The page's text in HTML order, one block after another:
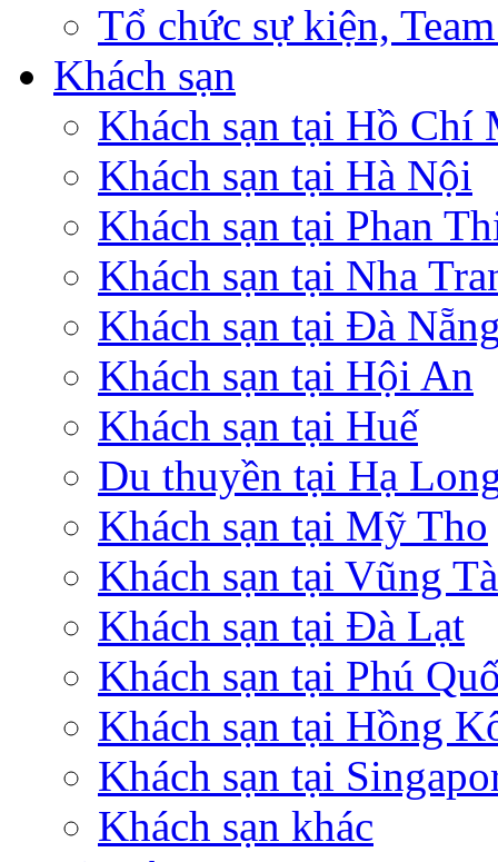
Tổ chức sự kiện,
Khách sạn
Khách sạn tại Hồ Chí
Khách sạn tại Hà Nội
Khách sạn tại Phan
Khách sạn tại Nha
Khách sạn tại Đà
Khách sạn tại Hội An
Khách sạn tại Huế
Du thuyền tại Hạ
Khách sạn tại Mỹ Tho
Khách sạn tại Vũng
Khách sạn tại Đà Lạt
Khách sạn tại Phú
Khách sạn tại Hồng
Khách sạn tại
Khách sạn khác